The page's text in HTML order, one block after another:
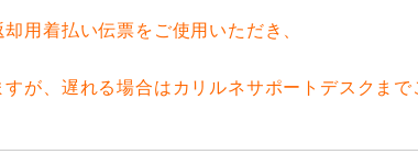
用着払い伝票をご使用いただき、
が、遅れる場合はカリルネサポートデスクまで